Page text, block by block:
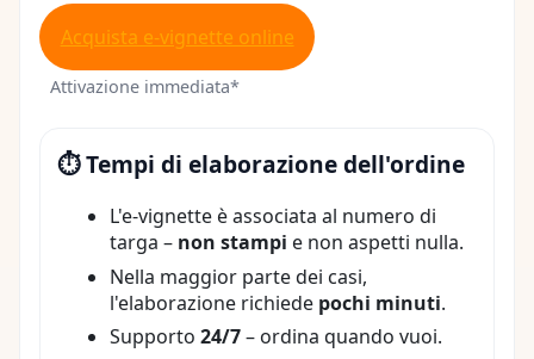
Acquista e-vignette online
Attivazione immediata*
⏱️ Tempi di elaborazione dell'ordine
L'e-vignette è associata al numero di
targa – non stampi e non aspetti nulla.
Nella maggior parte dei casi,
l'elaborazione richiede pochi minuti.
Supporto 24/7– ordina quando vuoi.